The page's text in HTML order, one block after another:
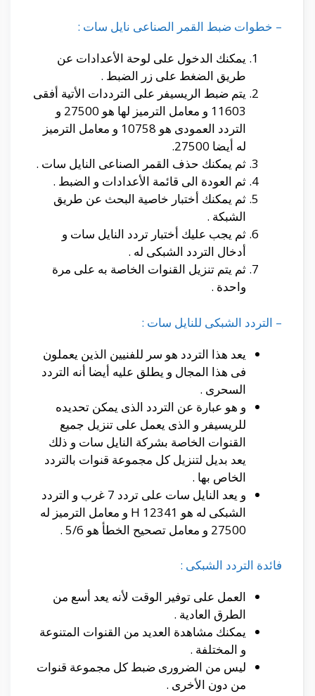
– خطوات ضبط القمر الصناعى نايل سات :
يمكنك الدخول على لوحة الأعدادات عن
طريق الضغط على زر الضبط .
يتم ضبط الريسيفر على الترددات الأتية أفقى
11603 و معامل الترميز لها هو 27500 و
التردد العمودى هو 10758 و معامل الترميز
له أيضا 27500.
ثم يمكنك حذف القمر الصناعى النايل سات .
ثم العودة الى قائمة الأعدادات و الضبط .
ثم يمكنك أختبار خاصية البحث عن طريق
الشبكة .
ثم يجب عليك أختبار تردد النايل سات و
أدخال التردد الشبكى له .
ثم يتم تنزيل القنوات الخاصة به على مرة
واحدة .
– التردد الشبكى للنايل سات :
يعد هذا التردد هو سر للفنيين الذين يعملون
فى هذا المجال و يطلق عليه أيضا أنه التردد
السحرى .
و هو عبارة عن التردد الذى يمكن تحديده
للريسيفر و الذى يعمل على تنزيل جميع
القنوات الخاصة بشركة النايل سات و ذلك
يعد بديل لتنزيل كل مجموعة قنوات بالتردد
الخاص بها .
و يعد النايل سات على تردد 7 غرب و التردد
الشبكى له هو 12341 H و معامل الترميز له
27500 و معامل تصحيح الخطأ هو 5/6 .
فائدة التردد الشبكى :
العمل على توفير الوقت لأنه يعد أسع من
الطرق العادية .
يمكنك مشاهدة العديد من القنوات المتنوعة
و المختلفة .
ليس من الضرورى ضبط كل مجموعة قنوات
من دون الأخرى .